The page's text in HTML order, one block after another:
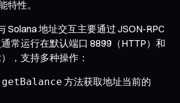
特性。
Solana 地址交互主要通过 JSON-RPC
常运行在默认端口 8899（HTTP）和
，支持多种操作：
getBalance 方法获取地址当前的